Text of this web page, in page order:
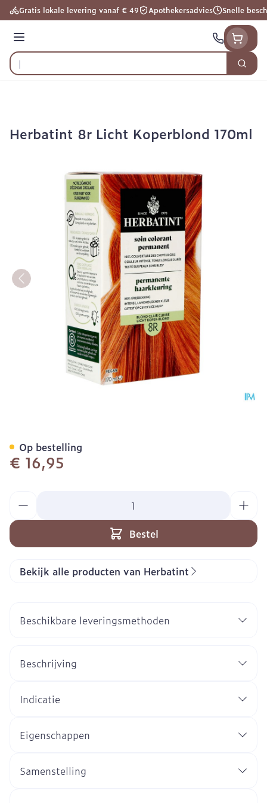
Ga naar de inhoud
Gratis lokale levering vanaf € 49 Apothekersadvies Snelle
Menu
Product, merk, categorie...
Zoek
Herbatint 8r Licht Koperblond 170ml
€ 16,95
Bestel
Op bestelling
Bekijk alle producten van Herbatint
Beschikbare leveringsmethoden
Beschrijving
Indicatie
Eigenschappen
Samenstelling